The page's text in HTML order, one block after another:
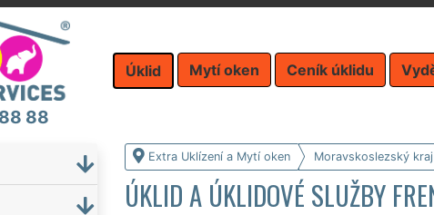
88
Úklid Mytí oken Ceník úklidu
Extra Uklízení a Mytí oken Moravskoslezský kraj
ÚKLID A ÚKLIDOVÉ SLUŽBY